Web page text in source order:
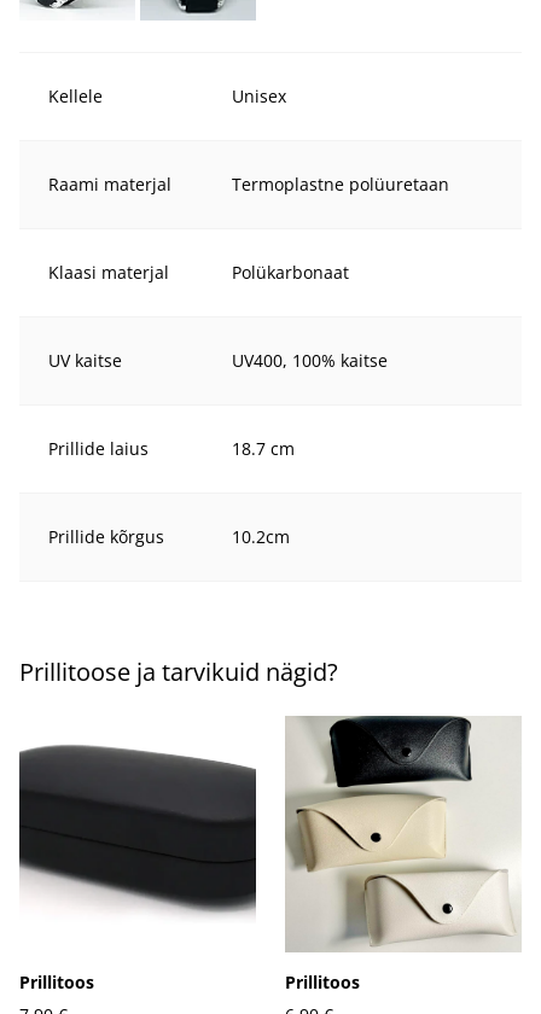
Kellele Unisex
Raami materjal Termoplastne polüuretaan
Klaasi materjal Polükarbonaat
UV kaitse UV400, 100% kaitse
Prillide laius 18.7 cm
Prillide kõrgus 10.2cm
Prillitoose ja tarvikuid nägid?
Prillitoos
Prillitoos